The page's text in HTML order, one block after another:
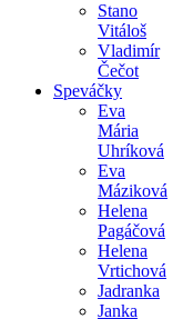
Stano
Vitáloš
Vladimír
Čečot
Speváčky
Eva
Mária
Uhríková
Eva
Máziková
Helena
Pagáčová
Helena
Vrtichová
Jadranka
Janka